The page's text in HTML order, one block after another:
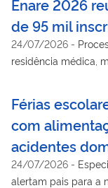
Enare 2026
de 95 mil
24/07/2026 -
residência médica,
Férias
com
acidentes
24/07/2026 -
alertam pais para a